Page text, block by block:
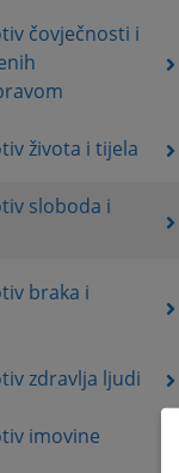
čovječnosti i
života i tijela
sloboda i
braka i
zdravlja ljudi
imovine